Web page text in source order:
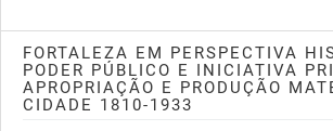
FORTALEZA EM PERSPECTIVA
PODER PÚBLICO E INICIATIVA
APROPRIAÇÃO E PRODUÇÃO
CIDADE 1810-1933